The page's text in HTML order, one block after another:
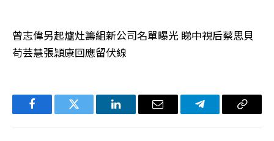
曾志偉另起爐灶籌組新公司名單曝光 睇中視后蔡思貝
苟芸慧張頴康回應留伏線
FacebookTwitter LinkedIn电
Telegram复